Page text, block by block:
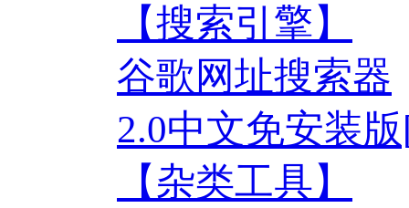
【搜索引擎】
谷歌网址搜索器
2.0中文免安装
【杂类工具】